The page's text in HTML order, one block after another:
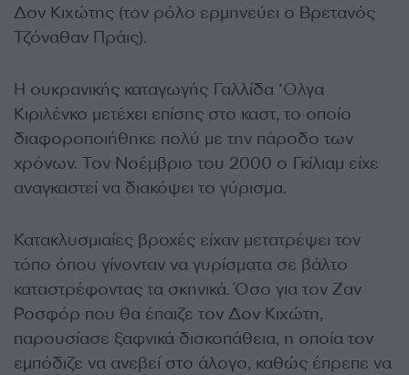
Δον Κιχώτης (τον ρόλο ερμηνεύει ο Βρετανός
Τζόναθαν Πράις).
Η ουκρανικής καταγωγής Γαλλίδα ‘Ολγα
Κιριλένκο μετέχει επίσης στο καστ, το οποίο
διαφοροποιήθηκε πολύ με την πάροδο των
χρόνων. Τον Νοέμβριο του 2000 ο Γκίλιαμ είχε
αναγκαστεί να διακόψει το γύρισμα.
Κατακλυσμιαίες βροχές είχαν μετατρέψει τον
τόπο όπου γίνονταν να γυρίσματα σε βάλτο
καταστρέφοντας τα σκηνικά. Όσο για τον Ζαν
Ροσφόρ που θα έπαιζε τον Δον Κιχώτη,
παρουσίασε ξαφνικά δισκοπάθεια, η οποία τον
εμπόδιζε να ανεβεί στο άλογο, καθώς έπρεπε να